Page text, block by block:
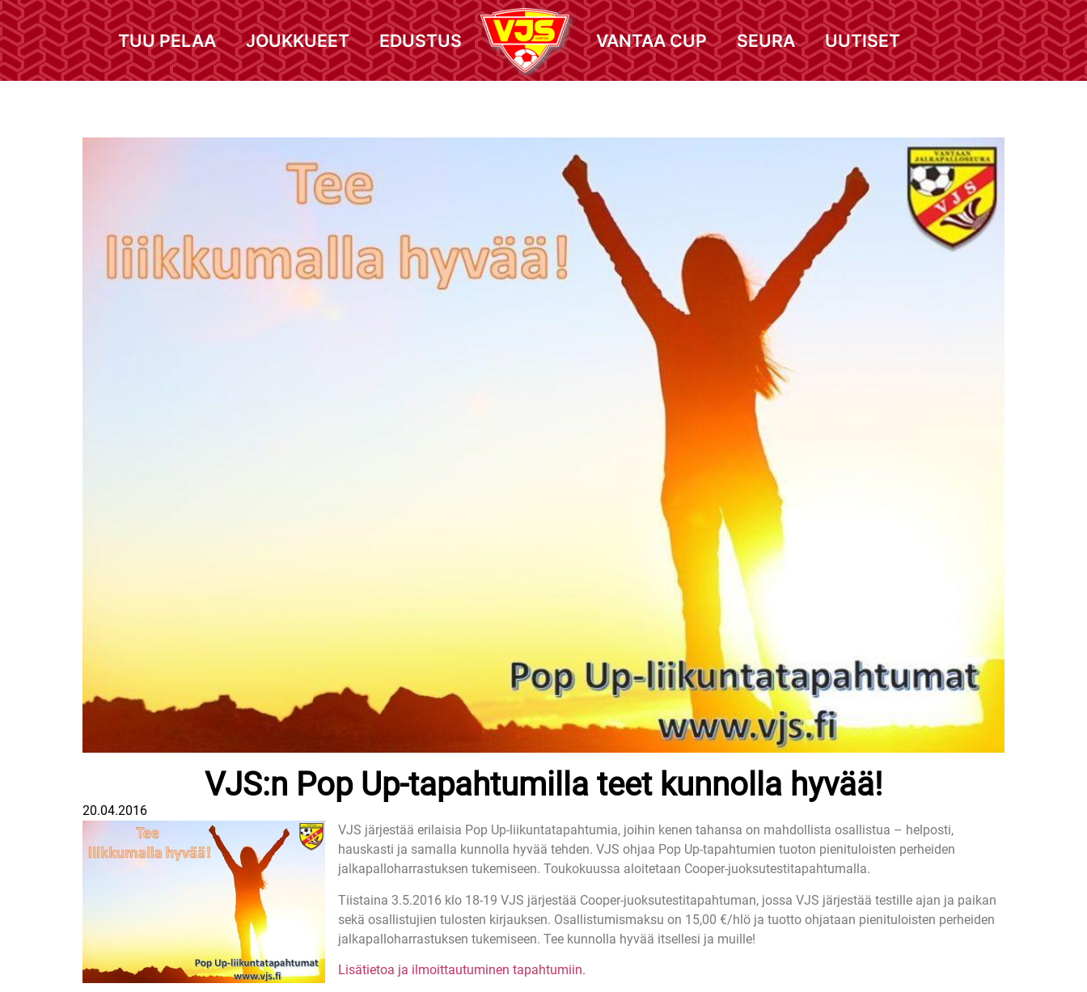
TUU PELAA JOUKKUEET EDUSTUS VANTAA CUP SEURA UUTISET
VJS:n Pop Up-tapahtumilla teet kunnolla hyvää!
20.04.2016
VJS järjestää erilaisia Pop Up-liikuntatapahtumia, joihin kenen tahansa on mahdollista osallistua – helposti,
hauskasti ja samalla kunnolla hyvää tehden. VJS ohjaa Pop Up-tapahtumien tuoton pienituloisten perheiden
jalkapalloharrastuksen tukemiseen. Toukokuussa aloitetaan Cooper-juoksutestitapahtumalla.
Tiistaina 3.5.2016 klo 18-19 VJS järjestää Cooper-juoksutestitapahtuman, jossa VJS järjestää testille ajan ja paikan
sekä osallistujien tulosten kirjauksen. Osallistumismaksu on 15,00 €/hlö ja tuotto ohjataan pienituloisten perheiden
jalkapalloharrastuksen tukemiseen. Tee kunnolla hyvää itsellesi ja muille!
Lisätietoa ja ilmoittautuminen tapahtumiin.